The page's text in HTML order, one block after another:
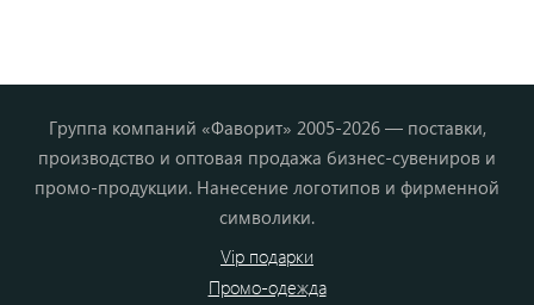
Группа компаний «Фаворит» 2005-2026 — поставки,
производство и оптовая продажа бизнес-сувениров и
промо-продукции. Нанесение логотипов и фирменной
символики.
Vip подарки
Промо-одежда